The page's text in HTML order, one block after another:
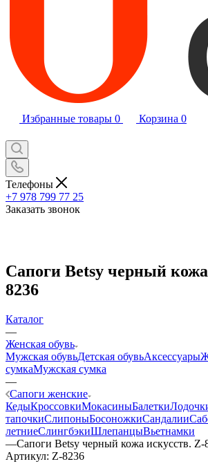
Избранные товары 0 Корзина 0
Телефоны
+7 978 799 77 25
Заказать звонок
Сапоги Betsy черный
8236
Каталог
—
Женская обувь
Мужская обувьДетская обувьАксессуары
сумкаМужская сумка
—
Сапоги женские
КедыКроссовкиМокасиныБалетки
тапочкиСлипоныБосоножкиСандалии
летниеСлингбэкиШлепанцыВьетнамки
—Сапоги Betsy черный кожа искусств. Z-
Артикул: Z-8236